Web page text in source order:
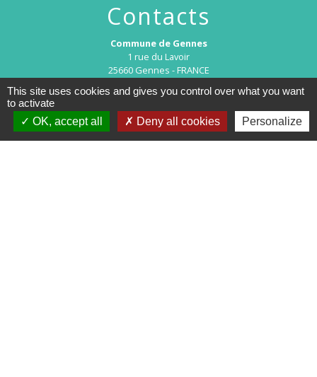
Contacts
Commune de Gennes
1 rue du Lavoir
25660 Gennes - FRANCE
Horaires d’ouverture au public :
This site uses cookies and gives you control over what you want
to activate
OK, accept all
Deny all cookies Personalize